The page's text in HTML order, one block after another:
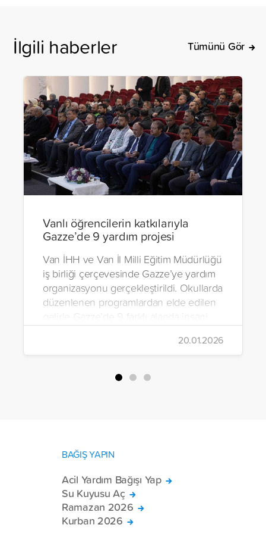
İlgili haberler Tümünü Gör
Vanlı öğrencilerin katkılarıyla
Gazze’de 9 yardım projesi
Van İHH ve Van İl Milli Eğitim Müdürlüğü
iş birliği çerçevesinde Gazze’ye yardım
organizasyonu gerçekleştirildi. Okullarda
düzenlenen programlardan elde edilen
gelirle Gazze’de 9 farklı alanda insani
20.01.2026
BAĞIŞ YAPIN
Acil Yardım Bağışı Yap
Su Kuyusu Aç
Ramazan 2026
Kurban 2026